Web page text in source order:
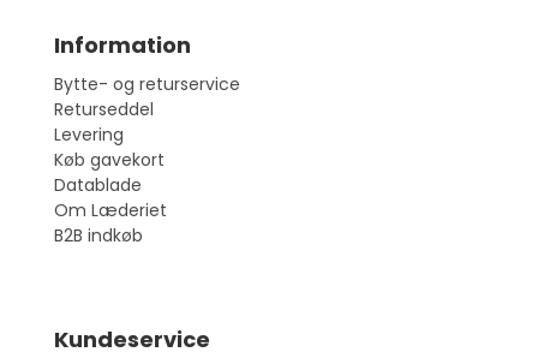
Information
Bytte- og returservice
Returseddel
Levering
Køb gavekort
Datablade
Om Læderiet
B2B indkøb
Kundeservice